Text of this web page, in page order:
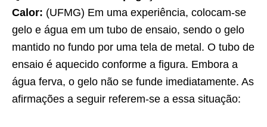
Calor: (UFMG) Em uma experiência, colocam-se
gelo e água em um tubo de ensaio, sendo o gelo
mantido no fundo por uma tela de metal. O tubo de
ensaio é aquecido conforme a figura. Embora a
água ferva, o gelo não se funde imediatamente. As
afirmações a seguir referem-se a essa situação: